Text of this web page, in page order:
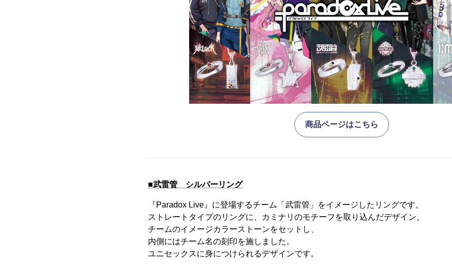
商品ページはこちら
■武雷管 シルバーリング
『Paradox Live』に登場するチーム「武雷管」をイメージしたリングです。
ストレートタイプのリングに、カミナリのモチーフを取り込んだデザイン。
チームのイメージカラーストーンをセットし、
内側にはチーム名の刻印を施しました。
ユニセックスに身につけられるデザインです。